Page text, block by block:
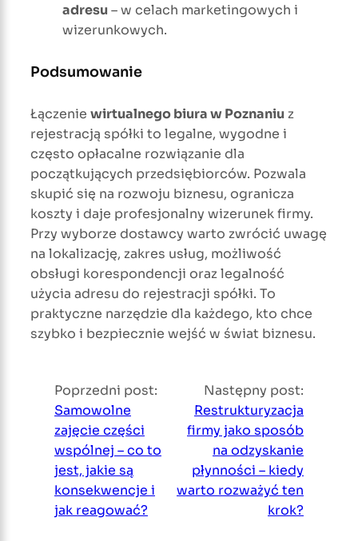
adresu – w celach marketingowych i
wizerunkowych.
Podsumowanie
Łączenie wirtualnego biura w Poznaniu z
rejestracją spółki to legalne, wygodne i
często opłacalne rozwiązanie dla
początkujących przedsiębiorców. Pozwala
skupić się na rozwoju biznesu, ogranicza
koszty i daje profesjonalny wizerunek firmy.
Przy wyborze dostawcy warto zwrócić uwagę
na lokalizację, zakres usług, możliwość
obsługi korespondencji oraz legalność
użycia adresu do rejestracji spółki. To
praktyczne narzędzie dla każdego, kto chce
szybko i bezpiecznie wejść w świat biznesu.
Poprzedni post:
Samowolne
zajęcie części
wspólnej – co to
jest, jakie są
konsekwencje i
jak reagować?
Następny post:
Restrukturyzacja
firmy jako sposób
na odzyskanie
płynności – kiedy
warto rozważyć ten
krok?